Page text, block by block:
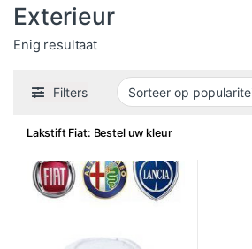
Exterieur
Enig resultaat
Filters
Lakstift Fiat: Bestel uw kleur